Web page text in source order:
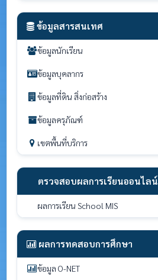
ข้อมูลสารสนเทศ
ข้อมูลนักเรียน
ข้อมูลบุคลากร
ข้อมูลที่ดิน สิ่งก่อสร้าง
ข้อมูลครุภัณฑ์
เขตพื้นที่บริการ
ตรวจสอบผลการเรียนออนไลน์
ผลการเรียน School MIS
ผลการทดสอบการศึกษา
ข้อมูล O-NET